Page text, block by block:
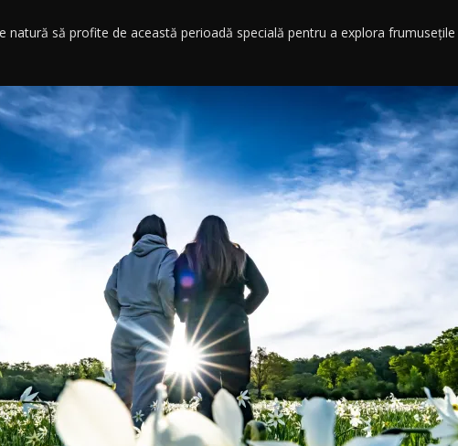
natură să profite de această perioadă specială pentru a explora